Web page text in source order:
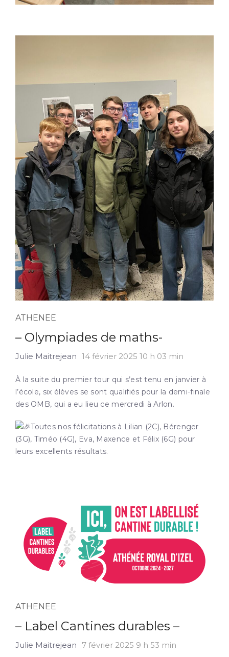
ATHENEE
– Olympiades de maths-
Julie Maitrejean 14 février 2025 10 h 03 min
À la suite du premier tour qui s’est tenu en janvier à
l’école, six élèves se sont qualifiés pour la demi-finale
des OMB, qui a eu lieu ce mercredi à Arlon.
Toutes nos félicitations à Lilian (2C), Bérenger
(3G), Timéo (4G), Eva, Maxence et Félix (6G) pour
leurs excellents résultats.
ATHENEE
– Label Cantines durables –
Julie Maitrejean 7 février 2025 9 h 53 min